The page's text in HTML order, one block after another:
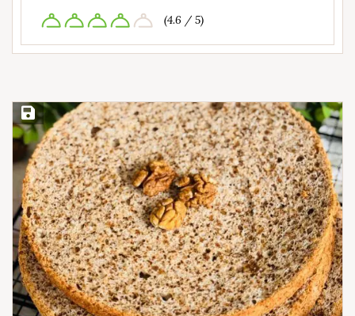
(4.6 / 5)
Save Recipe